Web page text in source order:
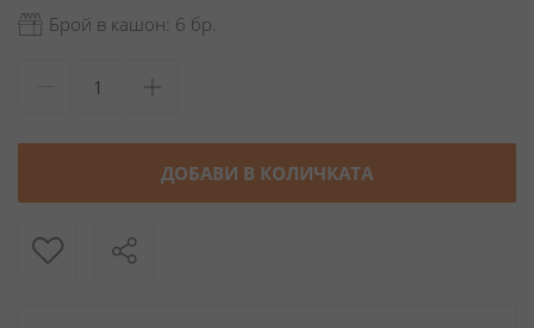
Брой в кашон: 6 бр.
ДОБАВИ В КОЛИЧКАТА